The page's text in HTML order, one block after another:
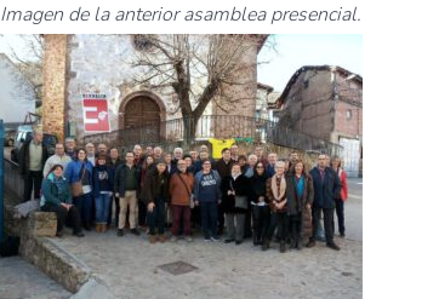
Imagen de la anterior asamblea presencial.